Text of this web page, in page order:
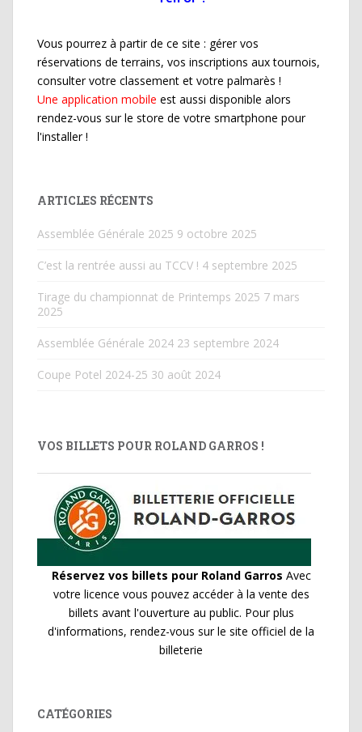
Vous pourrez à partir de ce site : gérer vos
réservations de terrains, vos inscriptions aux tournois,
consulter votre classement et votre palmarès !
Une application mobile est aussi disponible alors
rendez-vous sur le store de votre smartphone pour
l'installer !
ARTICLES RÉCENTS
Assemblée Générale 2025 9 octobre 2025
C’est la rentrée aussi au TCCV ! 4 septembre 2025
Tirage du championnat de Printemps 2025 7 mars
2025
Assemblée Générale 2024 23 septembre 2024
Coupe Potel 2024-25 30 août 2024
VOS BILLETS POUR ROLAND GARROS !
Réservez vos billets pour Roland Garros Avec
votre licence vous pouvez accéder à la vente des
billets avant l'ouverture au public. Pour plus
d'informations, rendez-vous sur le site officiel de la
billeterie
CATÉGORIES